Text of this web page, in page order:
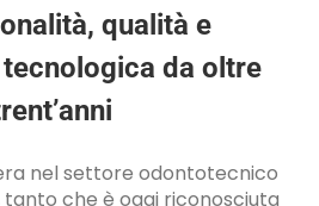
qualità e
da oltre
nel settore odontotecnico
che è oggi riconosciuta